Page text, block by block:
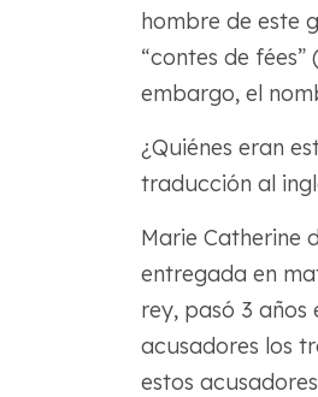
hombre de este
“contes de
embargo, el
¿Quiénes eran
traducción al
Marie Catherine
entregada en
rey, pasó 3 años
acusadores los
estos